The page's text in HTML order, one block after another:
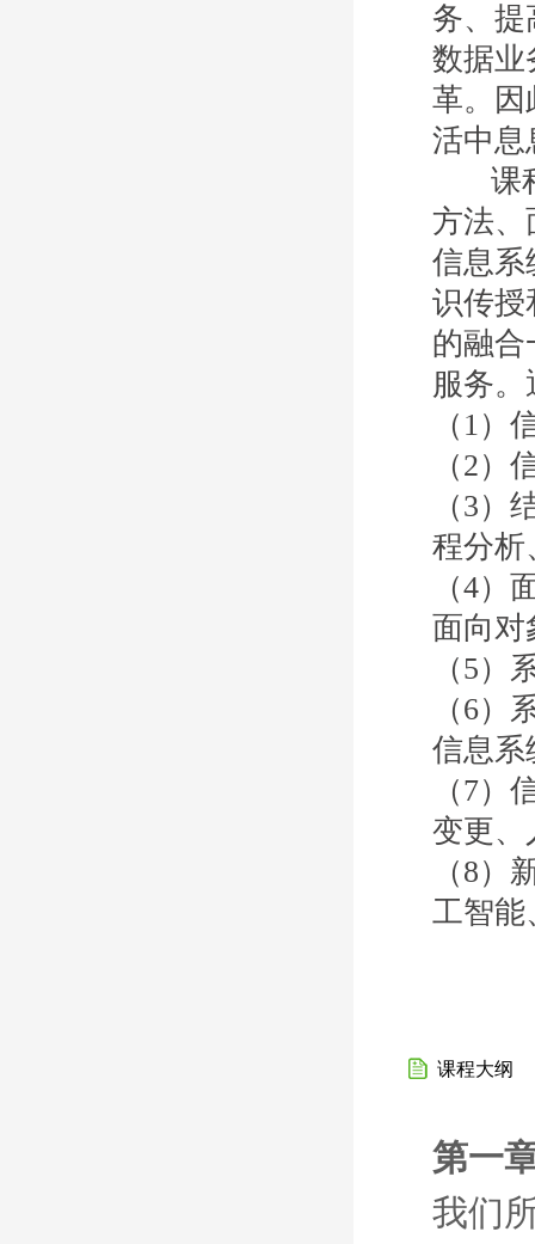
务、提
数据业
革。因
活中息
课程
方法、
信息系
识传授
的融合
服务
（1）
（2）
（3
程分析
（4
面向对
（5）
（6
信息系
（7
变更、
（8
工智能
课程大纲
第一
我们